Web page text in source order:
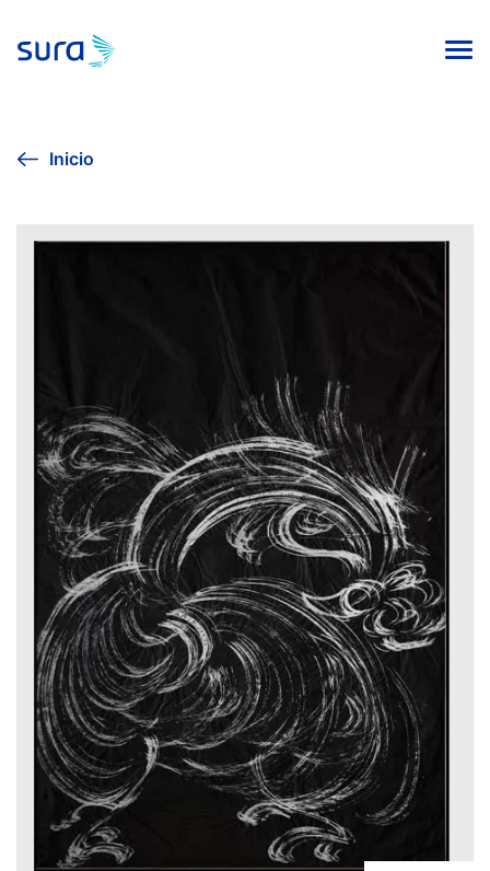
PUBLICACIONES EDITORIALES
Línea ética
Contacto
sura.com
Más deSURA
SURA en: Latinoamérica
Inicio